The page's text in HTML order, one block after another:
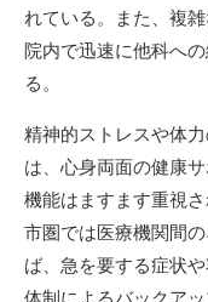
れている。また、複
院内で迅速に他科へ
る。
精神的ストレスや体
は、心身両面の健康
機能はますます重視
市圏では医療機関間
ば、急を要する症状